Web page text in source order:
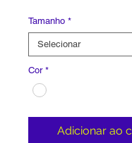
Tamanho *
Cor *
Adicionar ao